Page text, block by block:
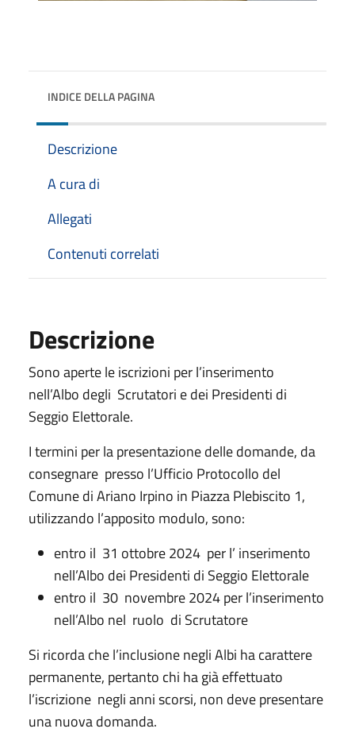
INDICE DELLA PAGINA
Descrizione
A cura di
Allegati
Contenuti correlati
Descrizione
Sono aperte le iscrizioni per l’inserimento
nell’Albo degli Scrutatori e dei Presidenti di
Seggio Elettorale.
I termini per la presentazione delle domande, da
consegnare presso l’Ufficio Protocollo del
Comune di Ariano Irpino in Piazza Plebiscito 1,
utilizzando l’apposito modulo, sono:
entro il 31 ottobre 2024 per l’ inserimento
nell’Albo dei Presidenti di Seggio Elettorale
entro il 30 novembre 2024 per l’inserimento
nell’Albo nel ruolo di Scrutatore
Si ricorda che l’inclusione negli Albi ha carattere
permanente, pertanto chi ha già effettuato
l’iscrizione negli anni scorsi, non deve presentare
una nuova domanda.